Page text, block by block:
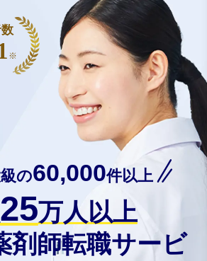
の60,000件以上
25万人以上
剤師転職サービ
※